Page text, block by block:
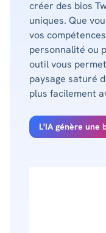
créer des bios
uniques. Que
vos
personnalité ou
outil vous
paysage saturé
plus facilement
L'IA génère une